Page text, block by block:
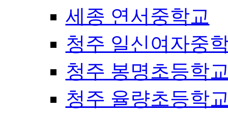
세종 연서중학교
청주 일신여자중
청주 봉명초등학
청주 율량초등학